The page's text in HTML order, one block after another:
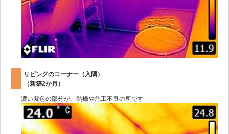
リビングのコーナー（入隅）
（新築2か月）
濃い紫色の部分が、熱橋や施工不良の所です